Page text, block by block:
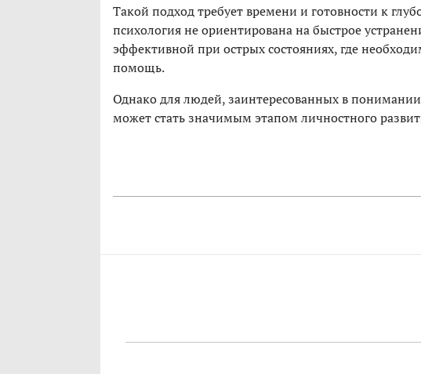
Такой подход требует времени и готовности к
психология не ориентирована на быстрое
эффективной при острых состояниях, где
помощь.
Однако для людей, заинтересованных в
может стать значимым этапом личностного